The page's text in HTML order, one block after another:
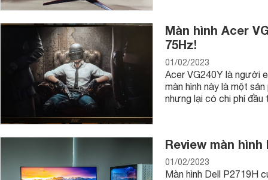
Màn hình Acer
75Hz!
01/02/2023
Acer VG240Y là người
màn hình này là một
nhưng lại có chi phí
Review màn
01/02/2023
Màn hình Dell P2719H